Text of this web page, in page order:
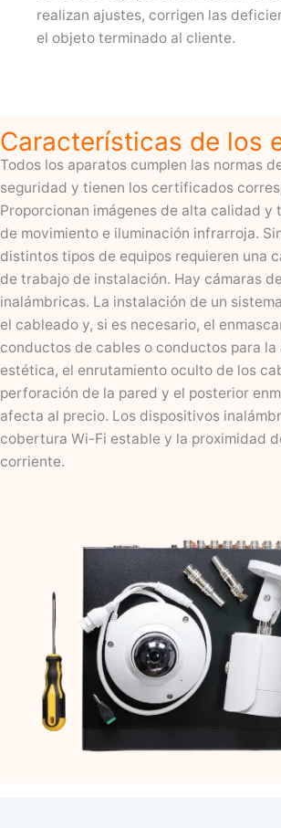
realizan ajustes, corrigen las
el objeto terminado al cliente.
Características de los
Todos los aparatos cumplen las normas
seguridad y tienen los certificados
Proporcionan imágenes de alta calidad y
de movimiento e iluminación infrarroja.
distintos tipos de equipos requieren una
de trabajo de instalación. Hay cámaras
inalámbricas. La instalación de un
el cableado y, si es necesario, el
conductos de cables o conductos para la
estética, el enrutamiento oculto de los
perforación de la pared y el posterior
afecta al precio. Los dispositivos
cobertura Wi-Fi estable y la proximidad
corriente.